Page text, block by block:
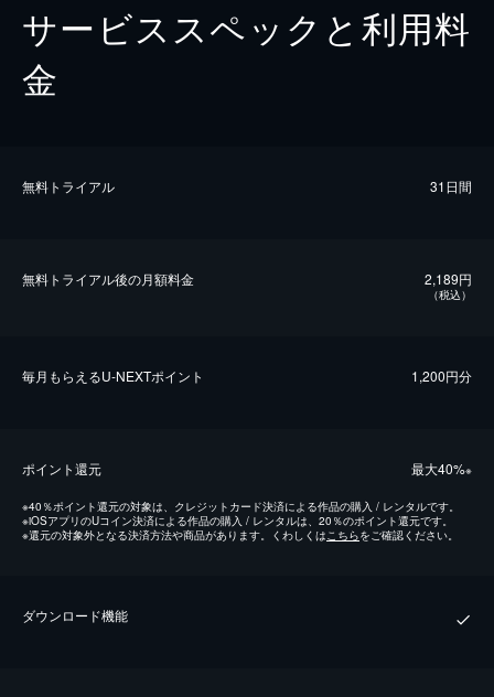
サービススペックと利用料
金
無料トライアル 31日間
無料トライアル後の⽉額料金 2,189円
（税込）
毎⽉もらえるU-NEXTポイント 1,200円分
ポイント還元 最⼤40%※
※40％ポイント還元の対象は、クレジットカード決済による作品の購入 / レンタルです。
※iOSアプリのUコイン決済による作品の購入 / レンタルは、20％のポイント還元です。
※還元の対象外となる決済方法や商品があります。くわしくはこちらをご確認ください。
ダウンロード機能